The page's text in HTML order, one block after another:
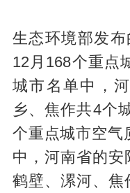
生态环境部发
12月168个重点
城市名单中，
乡、焦作共4个
个重点城市空气
中，河南省的安
鹤壁、漯河、焦